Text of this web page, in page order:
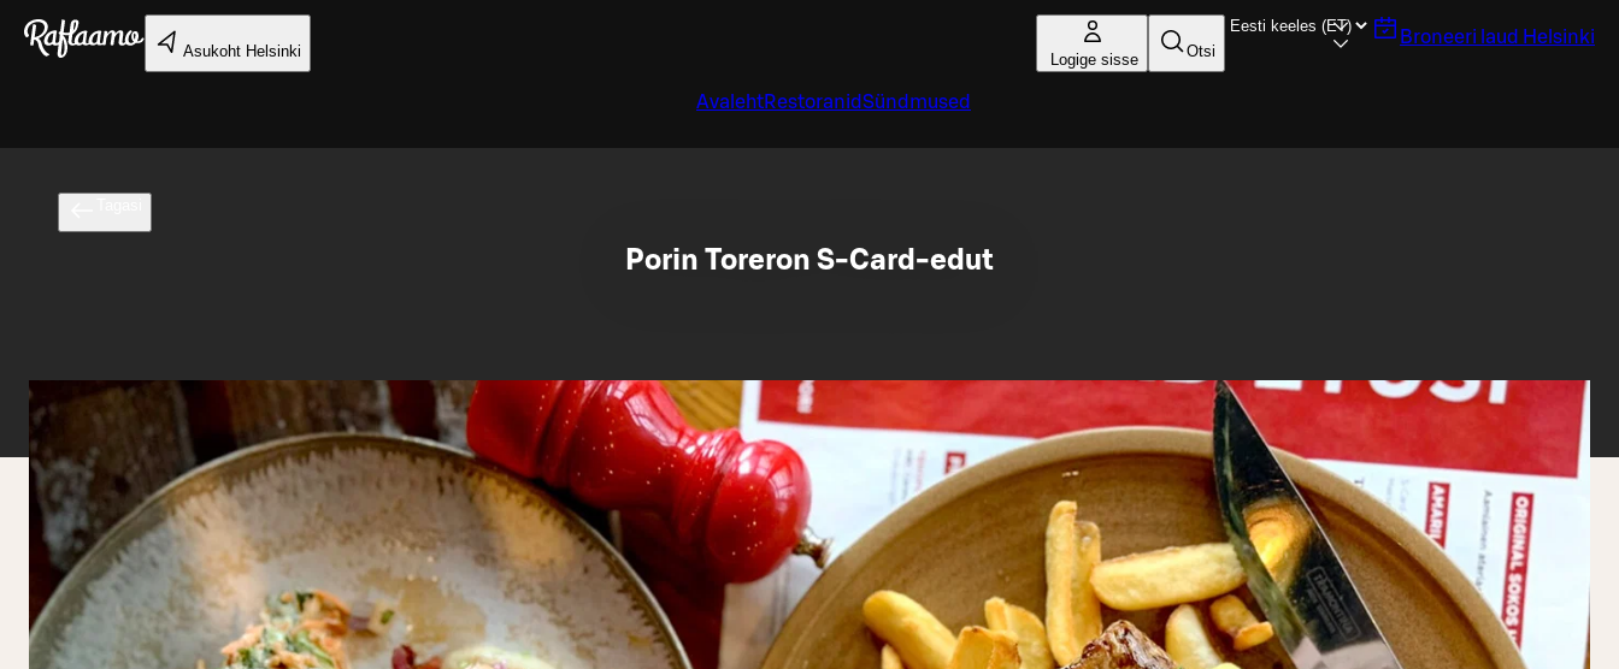
Liigu peamise sisu juurde
Asukoht Helsinki Logige sisse Otsi
Broneeri laud Helsinki
AvalehtRestoranidSündmused
Porin Toreron S-Card-edut